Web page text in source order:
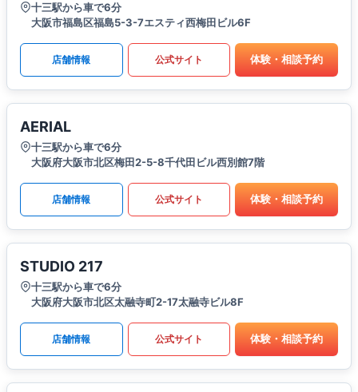
十三駅から車で6分
大阪市福島区福島5-3-7エスティ西梅田ビル6F
店舗情報 公式サイト 体験・相談予約
AERIAL
十三駅から車で6分
大阪府大阪市北区梅田2-5-8千代田ビル西別館7階
店舗情報 公式サイト 体験・相談予約
STUDIO 217
十三駅から車で6分
大阪府大阪市北区太融寺町2-17太融寺ビル8F
店舗情報 公式サイト 体験・相談予約